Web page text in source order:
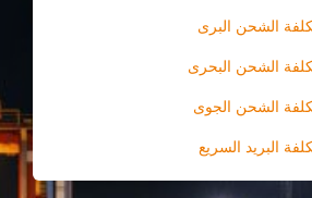
الشحن البرى
الشحن البحرى
الشحن الجوى
البريد السريع